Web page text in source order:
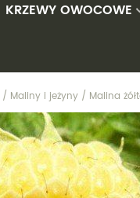
Orzechy
Pigwy
Śliwy
KRZEWY OWOCOWE
Borówki amerykańskie
Derenie jadalne
Figowiec
/ Maliny i jeżyny / Malina